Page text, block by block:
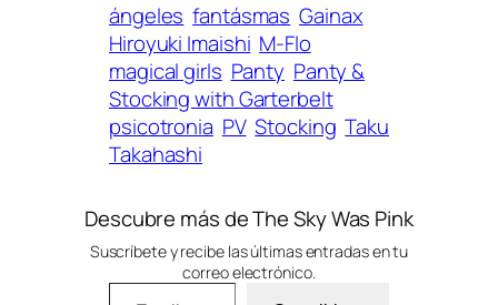
ángeles fantásmas Gainax
Hiroyuki Imaishi M-Flo
magical girls Panty Panty &
Stocking with Garterbelt
psicotronia PV Stocking Taku
Takahashi
Descubre más de The Sky Was Pink
Suscríbete y recibe las últimas entradas en tu
correo electrónico.
Escribe tu correo electrónico…